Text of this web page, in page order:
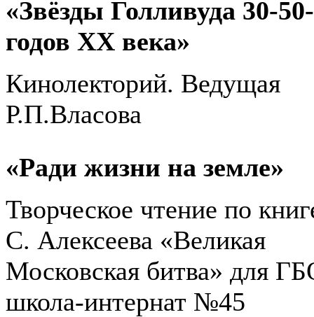
«Звёзды Голливуда 30-
годов ХХ века»
Кинолекторий. Ведущая
Р.П.Власова
«Ради жизни на земле»
Творческое чтение по
С. Алексеева «Великая
Московская битва» для
школа-интернат №45